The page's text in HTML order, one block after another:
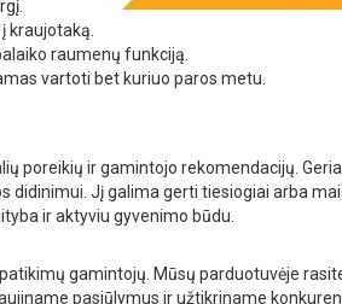
kraujotaką.
raumenų funkciją.
vartoti bet kuriuo paros metu.
poreikių ir gamintojo rekomendacijų.
didinimui. Jį galima gerti tiesiogiai arba
ir aktyviu gyvenimo būdu.
gamintojų. Mūsų parduotuvėje
pasiūlymus ir užtikriname